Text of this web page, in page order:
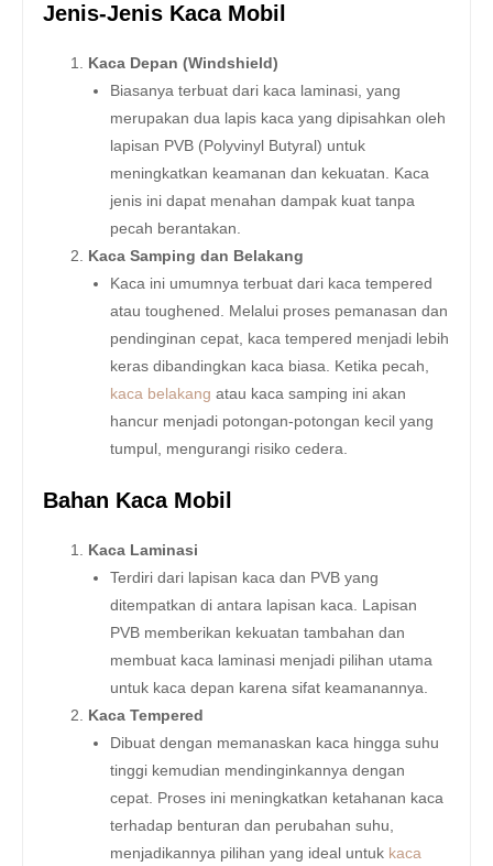
Jenis-Jenis Kaca Mobil
Kaca Depan (Windshield)
Biasanya terbuat dari kaca laminasi, yang
merupakan dua lapis kaca yang dipisahkan oleh
lapisan PVB (Polyvinyl Butyral) untuk
meningkatkan keamanan dan kekuatan. Kaca
jenis ini dapat menahan dampak kuat tanpa
pecah berantakan.
Kaca Samping dan Belakang
Kaca ini umumnya terbuat dari kaca tempered
atau toughened. Melalui proses pemanasan dan
pendinginan cepat, kaca tempered menjadi lebih
keras dibandingkan kaca biasa. Ketika pecah,
kaca belakang atau kaca samping ini akan
hancur menjadi potongan-potongan kecil yang
tumpul, mengurangi risiko cedera.
Bahan Kaca Mobil
Kaca Laminasi
Terdiri dari lapisan kaca dan PVB yang
ditempatkan di antara lapisan kaca. Lapisan
PVB memberikan kekuatan tambahan dan
membuat kaca laminasi menjadi pilihan utama
untuk kaca depan karena sifat keamanannya.
Kaca Tempered
Dibuat dengan memanaskan kaca hingga suhu
tinggi kemudian mendinginkannya dengan
cepat. Proses ini meningkatkan ketahanan kaca
terhadap benturan dan perubahan suhu,
menjadikannya pilihan yang ideal untuk kaca